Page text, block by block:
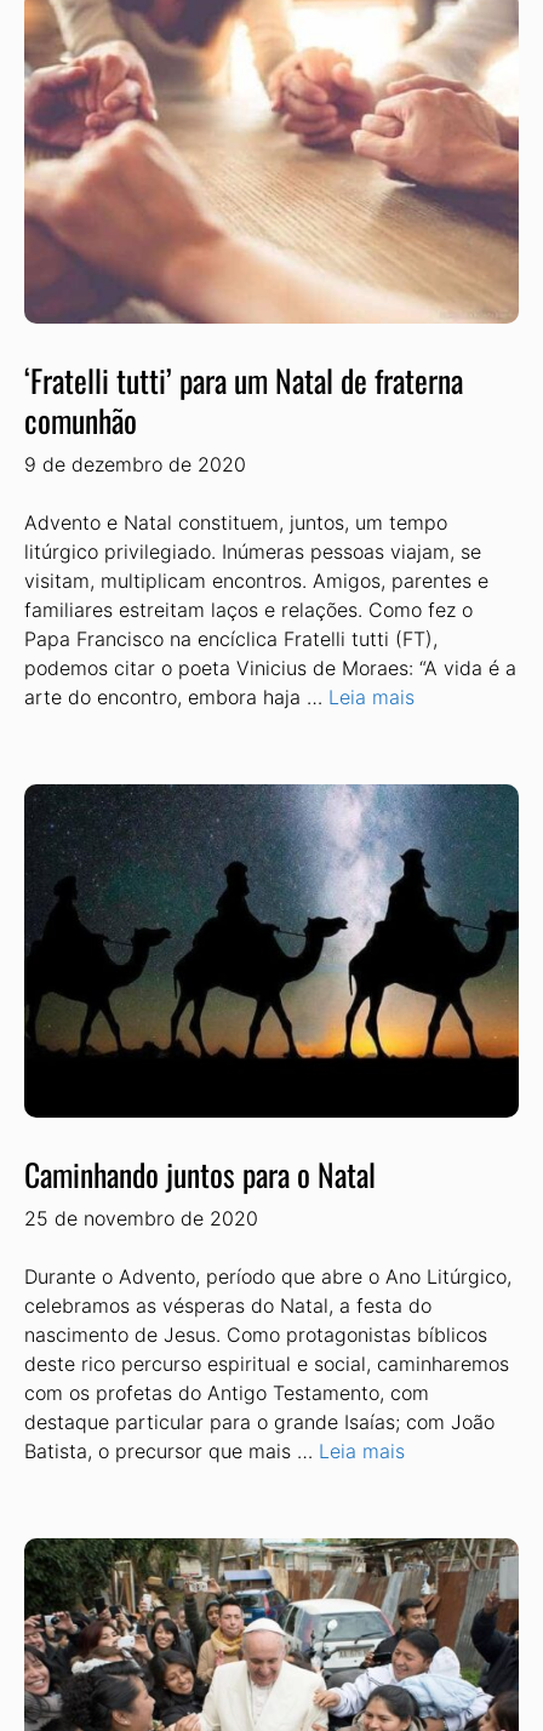
‘Fratelli tutti’ para um Natal de fraterna
comunhão
9 de dezembro de 2020
Advento e Natal constituem, juntos, um tempo
litúrgico privilegiado. Inúmeras pessoas viajam, se
visitam, multiplicam encontros. Amigos, parentes e
familiares estreitam laços e relações. Como fez o
Papa Francisco na encíclica Fratelli tutti (FT),
podemos citar o poeta Vinicius de Moraes: “A vida é a
arte do encontro, embora haja … Leia mais
Caminhando juntos para o Natal
25 de novembro de 2020
Durante o Advento, período que abre o Ano Litúrgico,
celebramos as vésperas do Natal, a festa do
nascimento de Jesus. Como protagonistas bíblicos
deste rico percurso espiritual e social, caminharemos
com os profetas do Antigo Testamento, com
destaque particular para o grande Isaías; com João
Batista, o precursor que mais … Leia mais